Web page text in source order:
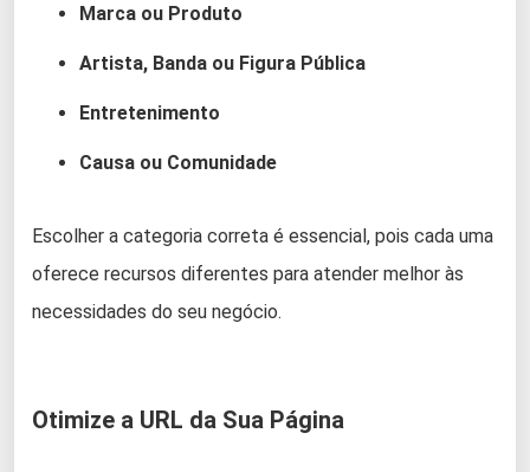
Marca ou Produto
Artista, Banda ou Figura Pública
Entretenimento
Causa ou Comunidade
Escolher a categoria correta é essencial, pois cada uma
oferece recursos diferentes para atender melhor às
necessidades do seu negócio.
Otimize a URL da Sua Página